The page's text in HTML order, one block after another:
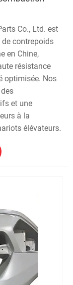
Co., Ltd. est
contrepoids
en Chine,
résistance
optimisée. Nos
et une
à la
élévateurs.